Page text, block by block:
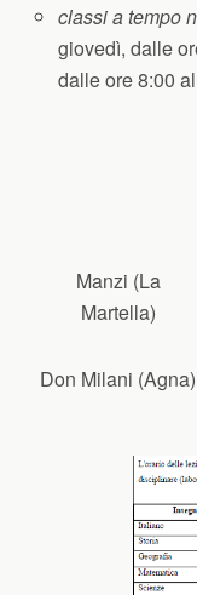
classi a tempo
giovedì, dalle
dalle ore 8:00
Manzi (La
Martella)
Don Milani (Agna)